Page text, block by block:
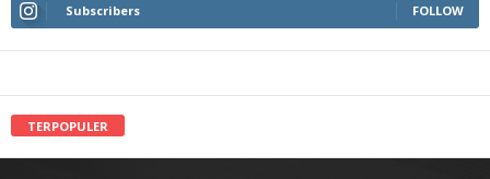
Subscribers FOLLOW